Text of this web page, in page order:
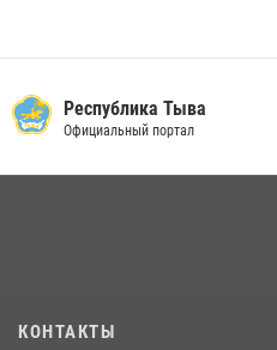
Спортсмены Росгвардии стали
Чемпионата по лёгкой атлетике
лучников в канун тувинского
Республика Тыва
Официальный портал
КОНТАКТЫ